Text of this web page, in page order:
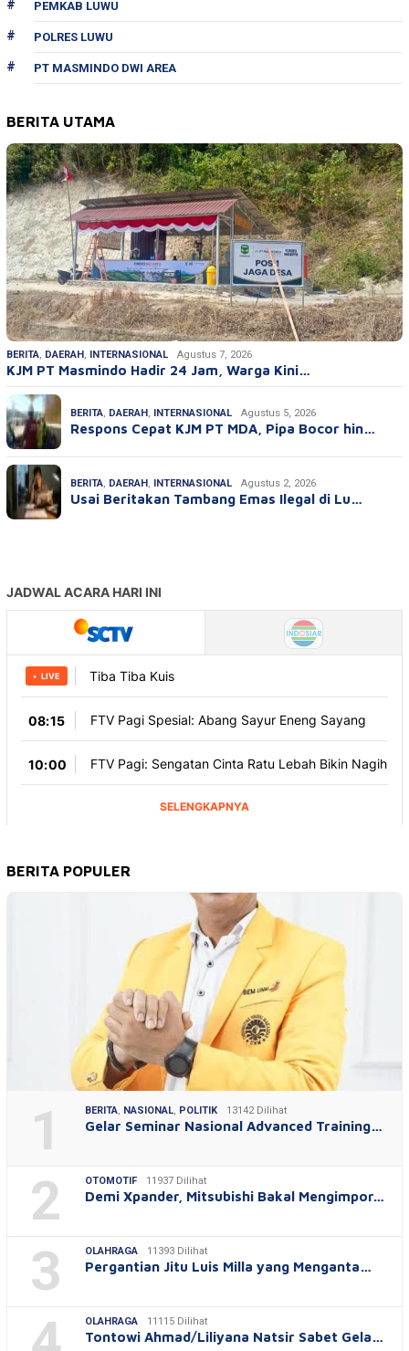
PEMKAB LUWU
POLRES LUWU
PT MASMINDO DWI AREA
BERITA UTAMA
BERITA, DAERAH, INTERNASIONAL Agustus 7, 2026
KJM PT Masmindo Hadir 24 Jam, Warga Kini…
BERITA, DAERAH, INTERNASIONAL Agustus 5, 2026
Respons Cepat KJM PT MDA, Pipa Bocor hin…
BERITA, DAERAH, INTERNASIONAL Agustus 2, 2026
Usai Beritakan Tambang Emas Ilegal di Lu…
BERITA POPULER
1 BERITA, NASIONAL, POLITIK 13142 Dilihat
Gelar Seminar Nasional Advanced Training…
2 OTOMOTIF 11937 Dilihat
Demi Xpander, Mitsubishi Bakal Mengimpor…
3 OLAHRAGA 11393 Dilihat
Pergantian Jitu Luis Milla yang Menganta…
OLAHRAGA 11115 Dilihat
Tontowi Ahmad/Liliyana Natsir Sabet Gela…